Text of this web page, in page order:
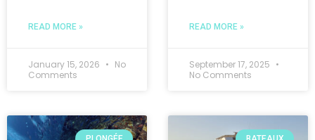
READ MORE »
January 15, 2026
No
Comments
READ MORE »
September 17, 2025
No Comments